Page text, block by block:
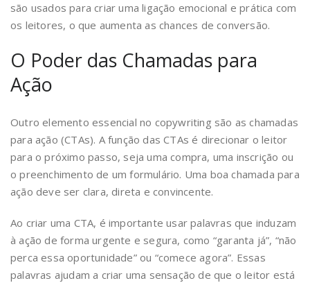
são usados para criar uma ligação emocional e prática com
os leitores, o que aumenta as chances de conversão.
O Poder das Chamadas para
Ação
Outro elemento essencial no copywriting são as chamadas
para ação (CTAs). A função das CTAs é direcionar o leitor
para o próximo passo, seja uma compra, uma inscrição ou
o preenchimento de um formulário. Uma boa chamada para
ação deve ser clara, direta e convincente.
Ao criar uma CTA, é importante usar palavras que induzam
à ação de forma urgente e segura, como “garanta já”, “não
perca essa oportunidade” ou “comece agora”. Essas
palavras ajudam a criar uma sensação de que o leitor está